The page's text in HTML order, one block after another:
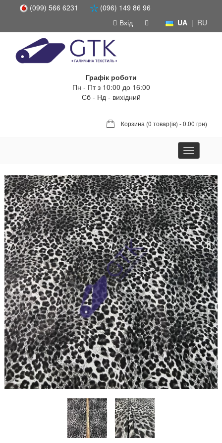
(099) 566 6231
(096) 149 86 96
UA | RU
Вхід
Графік роботи
Пн - Пт з 10:00 до 16:00
Сб - Нд - вихідний
Корзина (0 товар(ів) - 0.00 грн)
Toggle
navigation